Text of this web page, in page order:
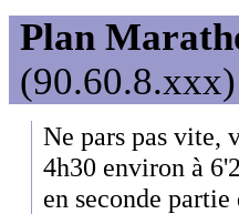
Plan
Ne pars pas vite,
4h30 environ à
en seconde